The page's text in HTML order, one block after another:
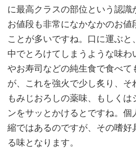
に最高クラスの部位という認識
お値段も非常になかなかのお値
ことが多いですね。口に運ぶ
中でとろけてしまうような味わ
やお寿司などの純生食で食べて
が、これを強火で少し炙り、そ
もみじおろしの薬味、もしくは
ンをサッとかけるとですね。
縮ではあるのですが、その嗜好
る味となります。